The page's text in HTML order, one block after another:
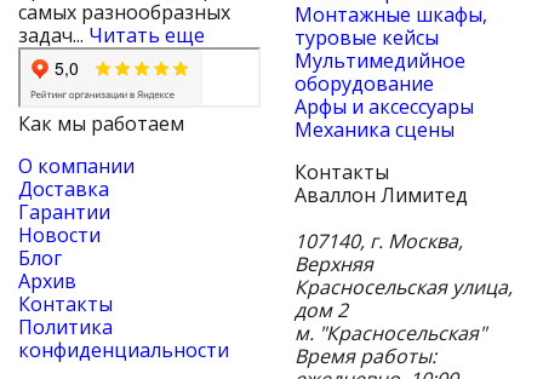
самых разнообразных
задач... Читать еще
Как мы работаем
О компании
Доставка
Гарантии
Новости
Блог
Архив
Контакты
Политика
конфиденциальности
Монтажные шкафы,
туровые кейсы
Мультимедийное
оборудование
Арфы и аксессуары
Механика сцены
Контакты
Аваллон Лимитед
107140, г. Москва,
Верхняя
Красносельская улица,
дом 2
м. "Красносельская"
Время работы: